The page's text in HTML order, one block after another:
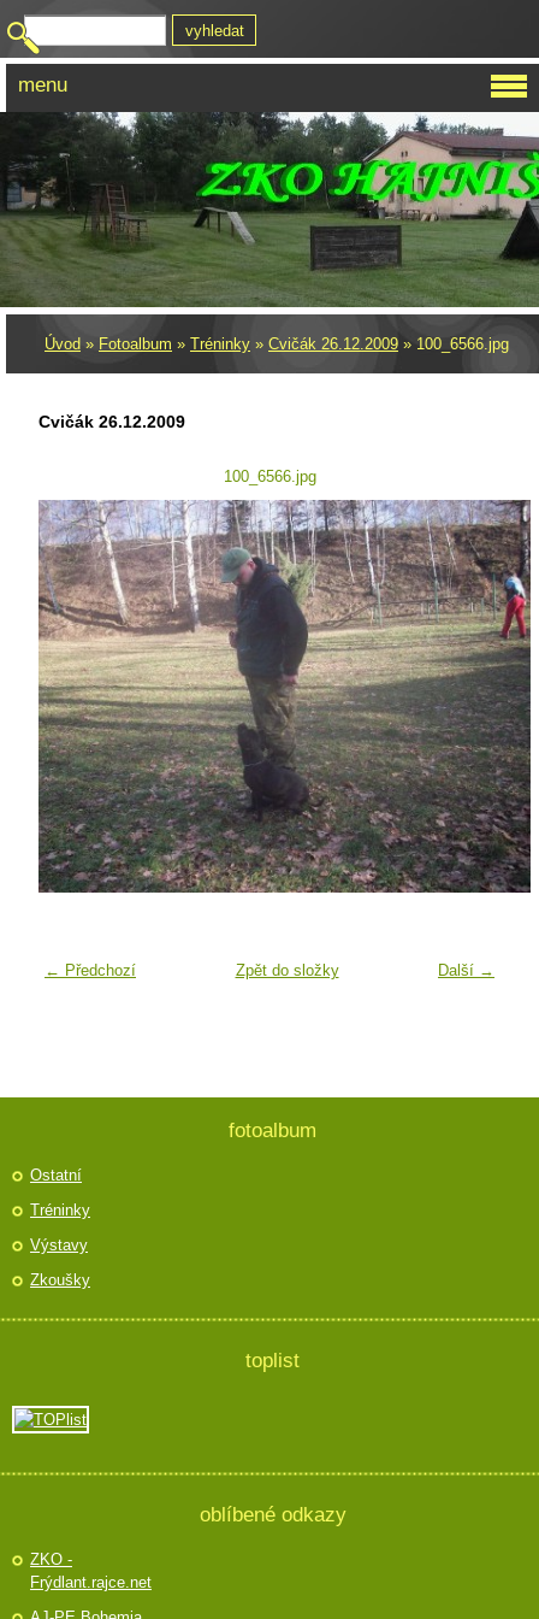
Úvod » Fotoalbum » Tréninky » Cvičák 26.12.2009 » 100_6566.jpg
Cvičák 26.12.2009
100_6566.jpg
← Předchozí Další →
Zpět do složky
menu
fotoalbum
Ostatní
Tréninky
Výstavy
Zkoušky
toplist
oblíbené odkazy
ZKO -
Frýdlant.rajce.net